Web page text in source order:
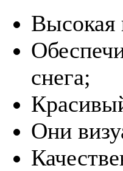
Высокая
снега;
Они